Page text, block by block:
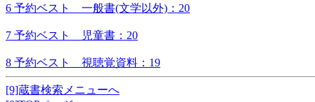
6 予約ベスト 一般書(文学以外)：20
7 予約ベスト 児童書：20
8 予約ベスト 視聴覚資料：19
[9]蔵書検索メニューへ